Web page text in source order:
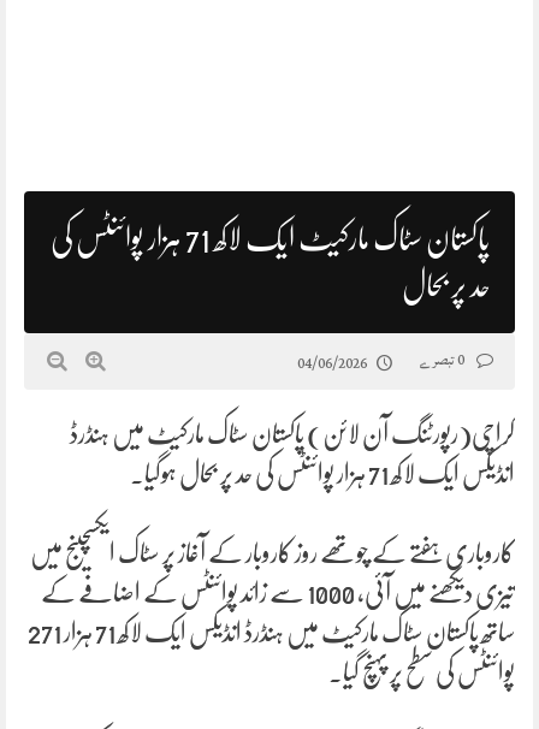
پاکستان سٹاک مارکیٹ ایک لاکھ 71 ہزار پوائنٹس کی
حد پر بحال
04/06/2026
کراچی(رپورٹنگ آن لائن) پاکستان سٹاک مارکیٹ میں ہنڈرڈ
انڈیکس ایک لاکھ 71 ہزار پوائنٹس کی حد پر بحال ہوگیا۔
کاروباری ہفتے کے چوتھے روز کاروبار کے آغاز پر سٹاک ایکسچینج میں
تیزی دیکھنے میں آئی، 1000 سے زائد پوائنٹس کے اضافے کے
ساتھ پاکستان سٹاک مارکیٹ میں ہنڈرڈ انڈیکس ایک لاکھ 71 ہزار 271
پوائنٹس کی سطح پر پہنچ گیا۔